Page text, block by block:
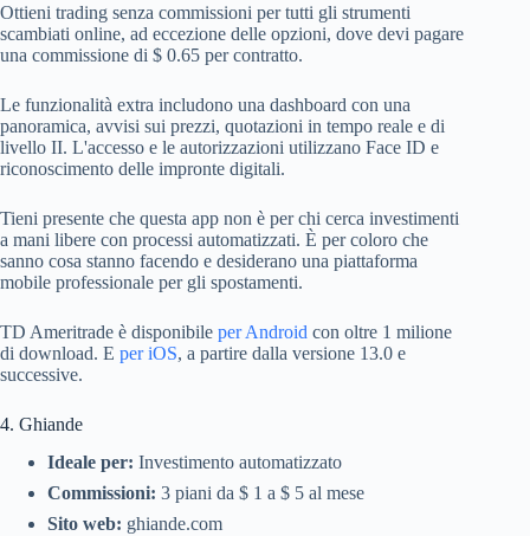
Ottieni trading senza commissioni per tutti gli strumenti
scambiati online, ad eccezione delle opzioni, dove devi pagare
una commissione di $ 0.65 per contratto.
Le funzionalità extra includono una dashboard con una
panoramica, avvisi sui prezzi, quotazioni in tempo reale e di
livello II. L'accesso e le autorizzazioni utilizzano Face ID e
riconoscimento delle impronte digitali.
Tieni presente che questa app non è per chi cerca investimenti
a mani libere con processi automatizzati. È per coloro che
sanno cosa stanno facendo e desiderano una piattaforma
mobile professionale per gli spostamenti.
TD Ameritrade è disponibile per Android con oltre 1 milione
di download. E per iOS, a partire dalla versione 13.0 e
successive.
4. Ghiande
Ideale per: Investimento automatizzato
Commissioni: 3 piani da $ 1 a $ 5 al mese
Sito web: ghiande.com